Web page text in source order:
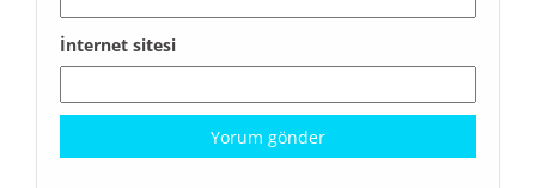
İnternet sitesi